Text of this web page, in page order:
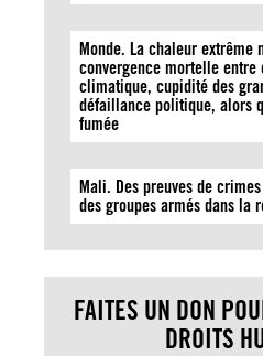
Monde. La chaleur extrême
convergence mortelle entre
climatique, cupidité des
défaillance politique, alors
fumée
Mali. Des preuves de
des groupes armés dans la
FAITES UN DON
DROITS